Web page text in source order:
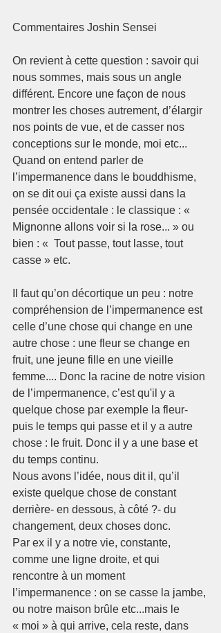
Commentaires Joshin Sensei
On revient à cette question : savoir qui
nous sommes, mais sous un angle
différent. Encore une façon de nous
montrer les choses autrement, d’élargir
nos points de vue, et de casser nos
conceptions sur le monde, moi etc...
Quand on entend parler de
l’impermanence dans le bouddhisme,
on se dit oui ça existe aussi dans la
pensée occidentale : le classique : «
Mignonne allons voir si la rose... » ou
bien : «  Tout passe, tout lasse, tout
casse » etc.
Il faut qu’on décortique un peu : notre
compréhension de l’impermanence est
celle d’une chose qui change en une
autre chose : une fleur se change en
fruit, une jeune fille en une vieille
femme.... Donc la racine de notre vision
de l’impermanence, c’est qu'il y a
quelque chose par exemple la fleur-
puis le temps qui passe et il y a autre
chose : le fruit. Donc il y a une base et
du temps continu.
Nous avons l’idée, nous dit il, qu’il
existe quelque chose de constant
derrière- en dessous, à côté ?- du
changement, deux choses donc.
Par ex il y a notre vie, constante,
comme une ligne droite, et qui
rencontre à un moment
l’impermanence : on se casse la jambe,
ou notre maison brûle etc...mais le
« moi » à qui arrive, cela reste, dans